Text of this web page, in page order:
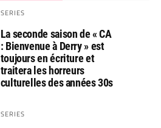
SERIES
La seconde saison de « CA
: Bienvenue à Derry » est
toujours en écriture et
traitera les horreurs
culturelles des années 30s
SERIES